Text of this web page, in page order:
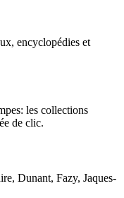
encyclopédies et
les collections
de clic.
Dunant, Fazy, Jaques-